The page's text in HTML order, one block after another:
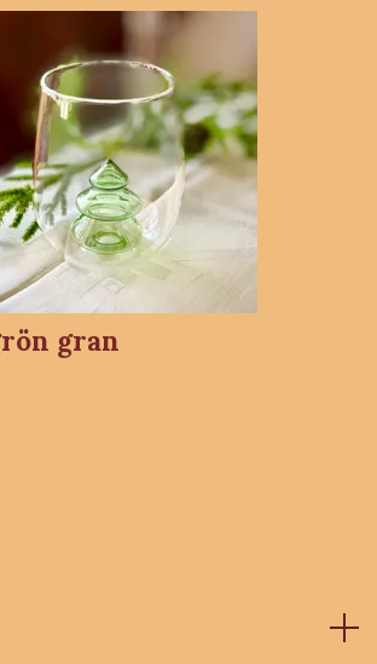
gran